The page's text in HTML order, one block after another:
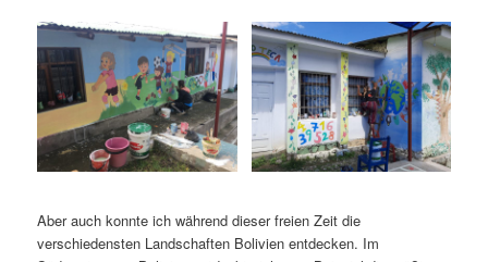
Aber auch konnte ich während dieser freien Zeit die
verschiedensten Landschaften Bolivien entdecken. Im